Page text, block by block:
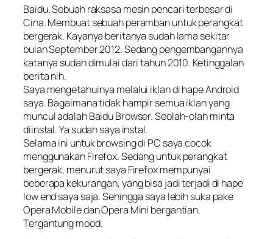
Baidu. Sebuah raksasa mesin pencari terbesar di
Cina. Membuat sebuah peramban untuk perangkat
bergerak. Kayanya beritanya sudah lama sekitar
bulan September 2012. Sedang pengembangannya
katanya sudah dimulai dari tahun 2010. Ketinggalan
berita nih.
Saya mengetahuinya melalui iklan di hape Android
saya. Bagaimana tidak hampir semua iklan yang
muncul adalah Baidu Browser. Seolah-olah minta
diinstal. Ya sudah saya instal.
Selama ini untuk browsing di PC saya cocok
menggunakan Firefox. Sedang untuk perangkat
bergerak, menurut saya Firefox mempunyai
beberapa kekurangan, yang bisa jadi terjadi di hape
low end saya saja. Sehingga saya lebih suka pake
Opera Mobile dan Opera Mini bergantian.
Tergantung mood.